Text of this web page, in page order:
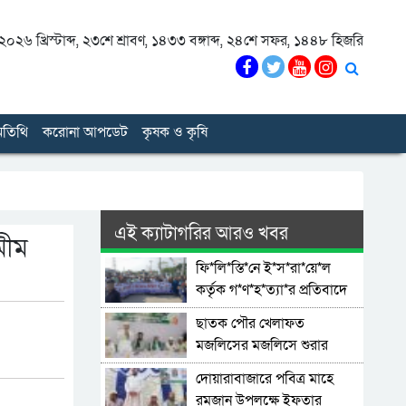
খ্রিস্টাব্দ, ২৩শে শ্রাবণ, ১৪৩৩ বঙ্গাব্দ, ২৪শে সফর, ১৪৪৮ হিজরি
করোনা আপডেট কৃষক ও কৃষি
এই ক্যাটাগরির আরও খবর
ফি*লি*স্তি*নে ই*স*রা*য়ে*ল
কর্তৃক গ*ণ*হ*ত্যা*র প্রতিবাদে
কলকলিয়ায় ইমাম মুয়াজ্জিন
কল্যাণ পরিষদ এর সংহতি ও
বি*ক্ষো*ভ মিছিল
ছাতক পৌর খেলাফত
মজলিসের মজলিসে শুরার
অধিবেশন ও ইফতার মাহফিল
দোয়ারাবাজারে পবিত্র মাহে
রমজান উপলক্ষে ইফতার